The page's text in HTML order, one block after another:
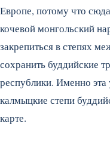
Европе, потому что
кочевой монгольский
закрепиться в степях
сохранить буддийские
республики. Именно эта
калмыцкие степи
карте.